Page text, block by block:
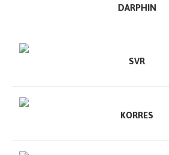
DARPHIN
SVR
KORRES